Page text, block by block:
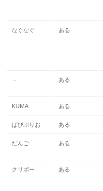
なぐなぐ ある
－ ある
KUMA ある
ぱぴぷりお ある
だんご ある
クリボー ある